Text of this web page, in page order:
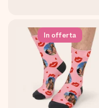
In offerta